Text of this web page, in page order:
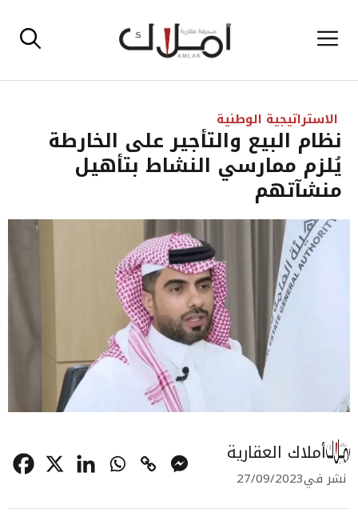
إلى القائمة
الاستراتيجية الوطنية
نظام البيع والتأجير على الخارطة
يُلزم ممارسي النشاط بتأهيل
منشآتهم
أملاك العقارية
نشر في27/09/2023